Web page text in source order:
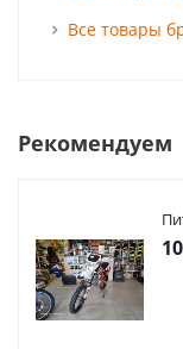
Все товары
Рекомендуем